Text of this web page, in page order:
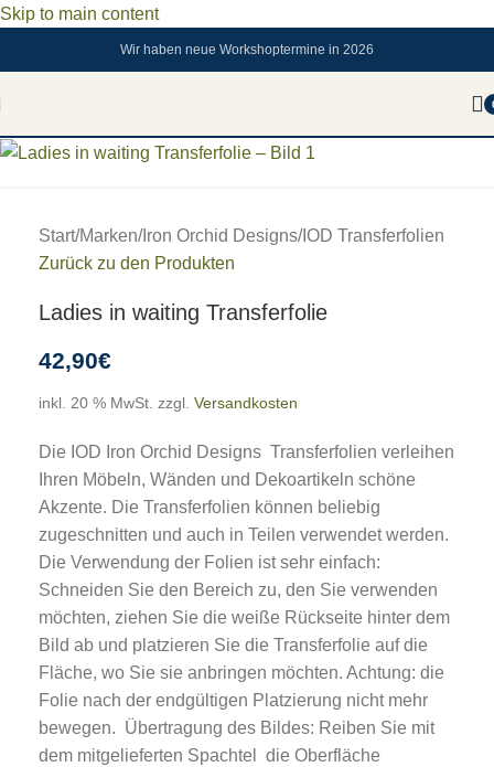
Skip to main content
Wir haben neue Workshoptermine in 2026
Start/Marken/Iron Orchid Designs/IOD Transferfolien
Zurück zu den Produkten
Ladies in waiting Transferfolie
42,90€
inkl. 20 % MwSt. zzgl. Versandkosten
Die IOD Iron Orchid Designs Transferfolien verleihen
Ihren Möbeln, Wänden und Dekoartikeln schöne
Akzente. Die Transferfolien können beliebig
zugeschnitten und auch in Teilen verwendet werden.
Die Verwendung der Folien ist sehr einfach:
Schneiden Sie den Bereich zu, den Sie verwenden
möchten, ziehen Sie die weiße Rückseite hinter dem
Bild ab und platzieren Sie die Transferfolie auf die
Fläche, wo Sie sie anbringen möchten. Achtung: die
Folie nach der endgültigen Platzierung nicht mehr
bewegen. Übertragung des Bildes: Reiben Sie mit
dem mitgelieferten Spachtel die Oberfläche